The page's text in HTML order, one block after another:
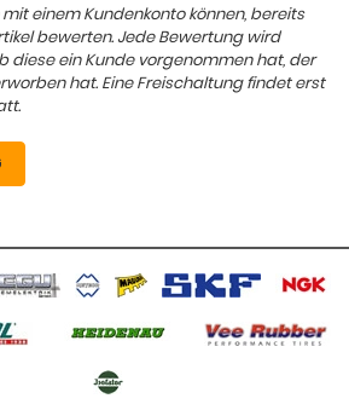
einem Kundenkonto können, bereits
bewerten. Jede Bewertung wird
diese ein Kunde vorgenommen hat, der
hat. Eine Freischaltung findet erst